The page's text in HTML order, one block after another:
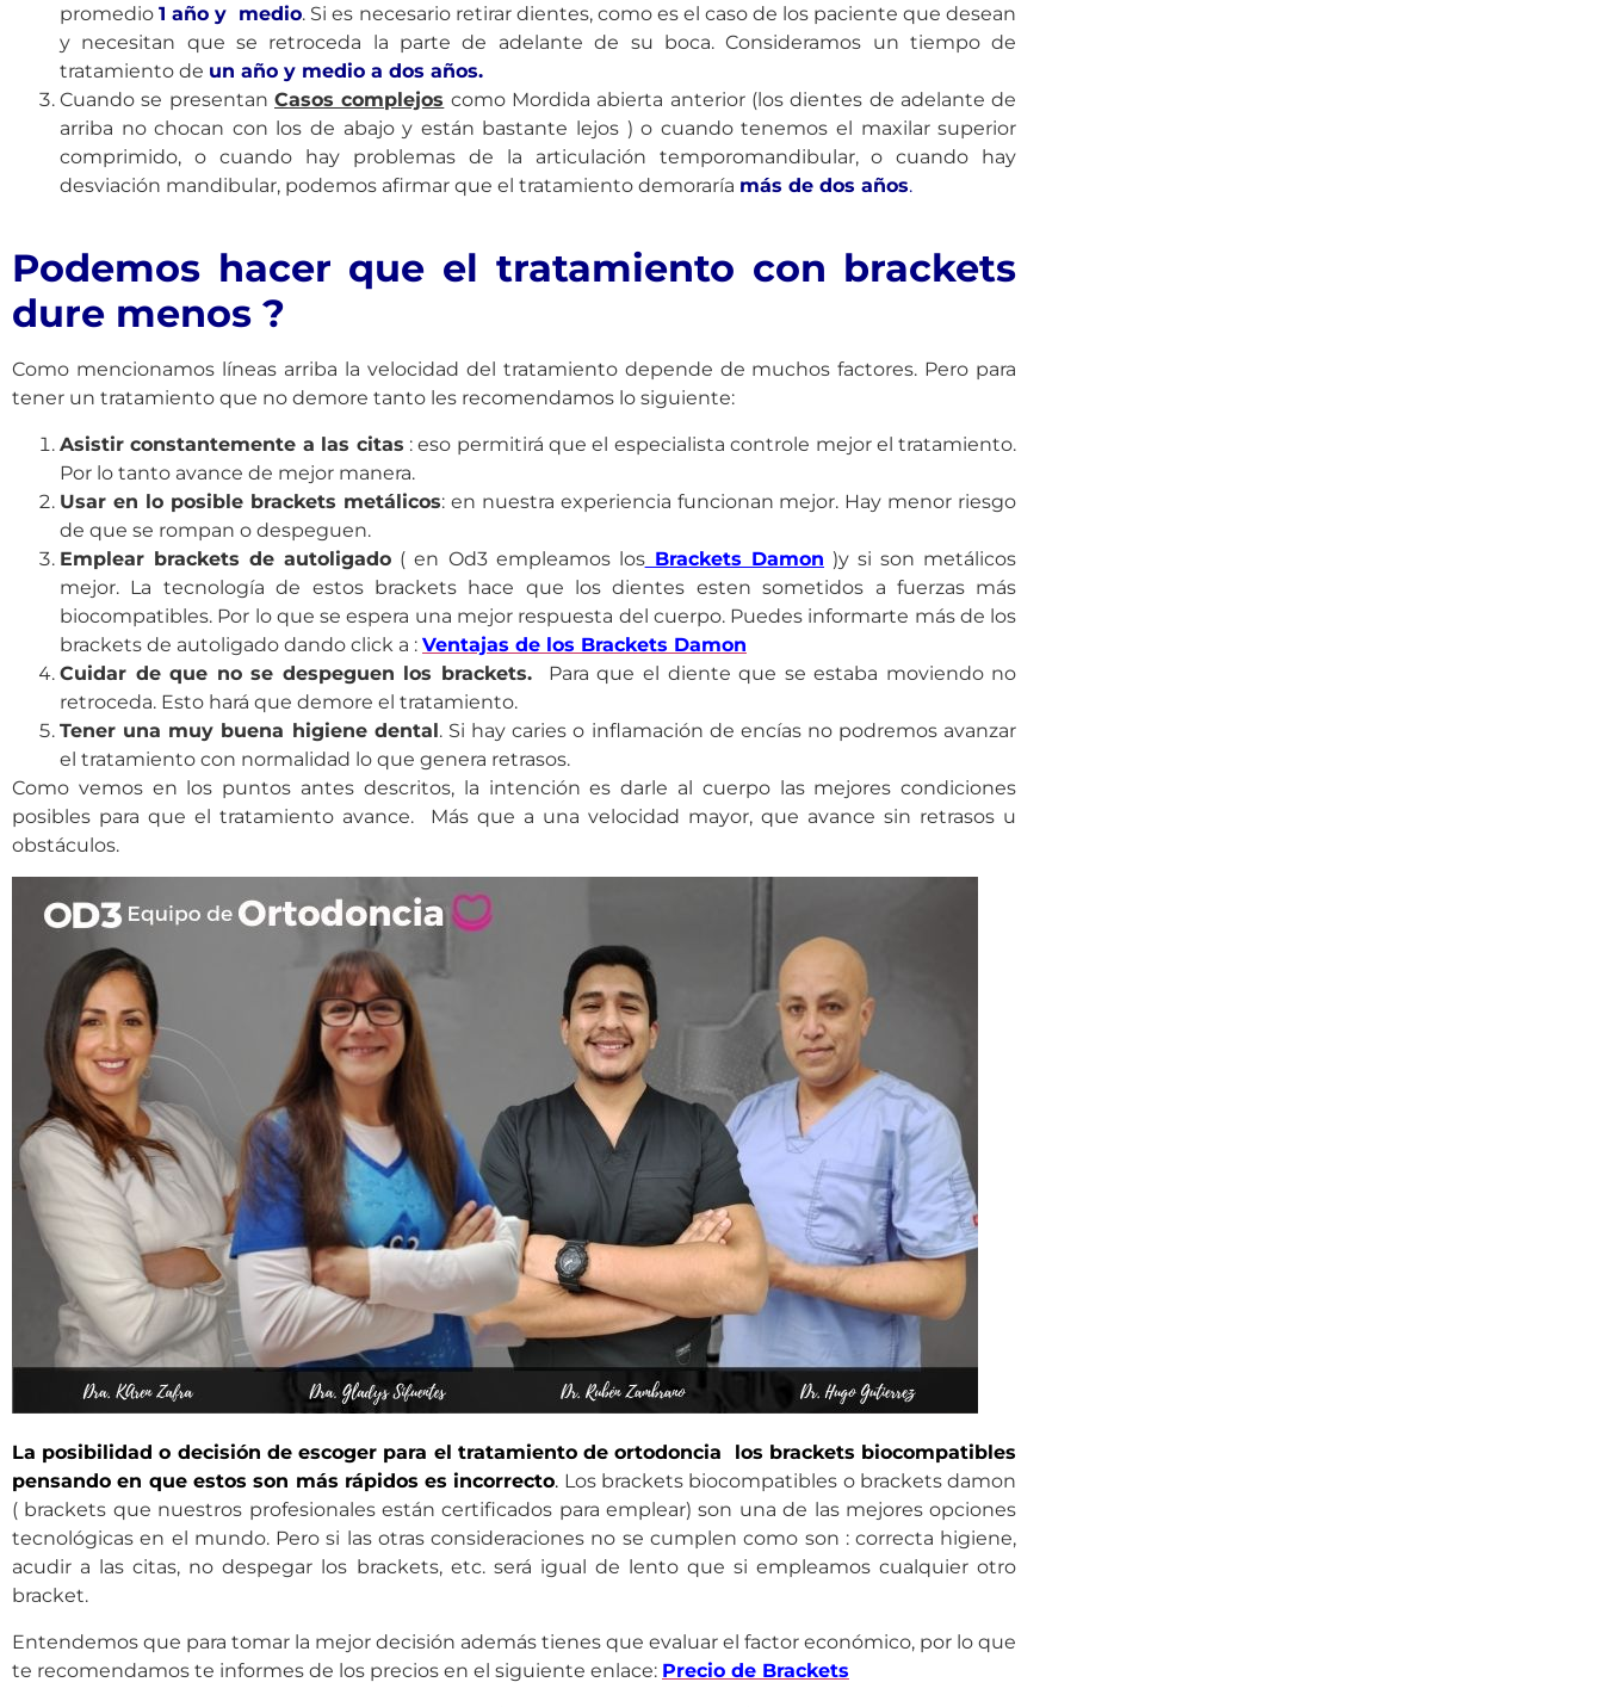
promedio1 año y medio. Si es necesario retirar dientes, como es el caso de los paciente que desean
y necesitan que se retroceda la parte de adelante de su boca. Consideramos un tiempo de
tratamiento de un año y medio a dos años.
Cuando se presentan Casos complejos como Mordida abierta anterior (los dientes de adelante de
arriba no chocan con los de abajo y están bastante lejos ) o cuando tenemos el maxilar superior
comprimido, o cuando hay problemas de la articulación temporomandibular, o cuando hay
desviación mandibular, podemos afirmar que el tratamiento demoraría más de dos años.
Podemos hacer que el tratamiento con brackets
dure menos ?
Como mencionamos líneas arriba la velocidad del tratamiento depende de muchos factores. Pero para
tener un tratamiento que no demore tanto les recomendamos lo siguiente:
Asistir constantemente a las citas : eso permitirá que el especialista controle mejor el tratamiento.
Por lo tanto avance de mejor manera.
Usar en lo posible brackets metálicos: en nuestra experiencia funcionan mejor. Hay menor riesgo
de que se rompan o despeguen.
Emplear brackets de autoligado ( en Od3 empleamos losBrackets Damon )y si son metálicos
mejor. La tecnología de estos brackets hace que los dientes esten sometidos a fuerzas más
biocompatibles. Por lo que se espera una mejor respuesta del cuerpo. Puedes informarte más de los
brackets de autoligado dando click a : Ventajas de los Brackets Damon
Cuidar de que no se despeguen los brackets.
Para que el diente que se estaba moviendo no
retroceda. Esto hará que demore el tratamiento.
Tener una muy buena higiene dental. Si hay caries o inflamación de encías no podremos avanzar
el tratamiento con normalidad lo que genera retrasos.
Como vemos en los puntos antes descritos, la intención es darle al cuerpo las mejores condiciones
posibles para que el tratamiento avance. Más que a una velocidad mayor, que avance sin retrasos u
obstáculos.
La posibilidad o decisión de escoger para el tratamiento de ortodoncia los brackets biocompatibles
pensando en que estos son más rápidos es incorrecto. Los brackets biocompatibles o brackets damon
( brackets que nuestros profesionales están certificados para emplear) son una de las mejores opciones
tecnológicas en el mundo. Pero si las otras consideraciones no se cumplen como son : correcta higiene,
acudir a las citas, no despegar los brackets, etc. será igual de lento que si empleamos cualquier otro
bracket.
Entendemos que para tomar la mejor decisión además tienes que evaluar el factor económico, por lo que
te recomendamos te informes de los precios en el siguiente enlace: Precio de Brackets